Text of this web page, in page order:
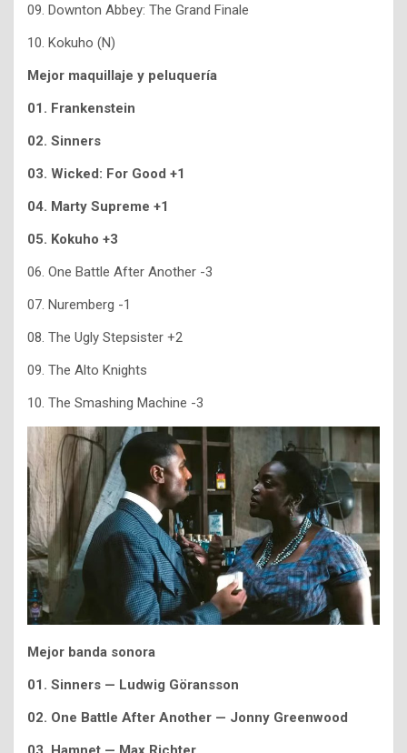
09. Downton Abbey: The Grand Finale
10. Kokuho (N)
Mejor maquillaje y peluquería
01. Frankenstein
02. Sinners
03. Wicked: For Good +1
04. Marty Supreme +1
05. Kokuho +3
06. One Battle After Another -3
07. Nuremberg -1
08. The Ugly Stepsister +2
09. The Alto Knights
10. The Smashing Machine -3
Mejor banda sonora
01. Sinners — Ludwig Göransson
02. One Battle After Another — Jonny Greenwood